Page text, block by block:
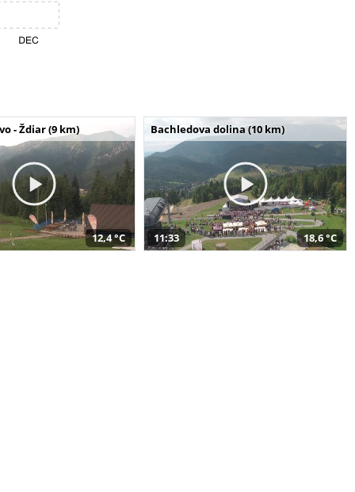
- Ždiar (9 km)
12,4 °C
Bachledova dolina (10 km)
11:33 18,6 °C